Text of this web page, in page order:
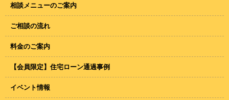
相談メニューのご案内
ご相談の流れ
料金のご案内
【会員限定】住宅ローン通過事例
イベント情報